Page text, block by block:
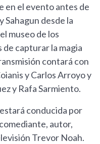
en el evento antes de
Sahagun desde la
museo de los
de capturar la magia
contará con
y Carlos Arroyo y
y Rafa Sarmiento.
conducida por
autor,
Trevor Noah.